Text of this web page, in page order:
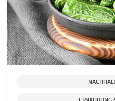
ERNÄHRUNG